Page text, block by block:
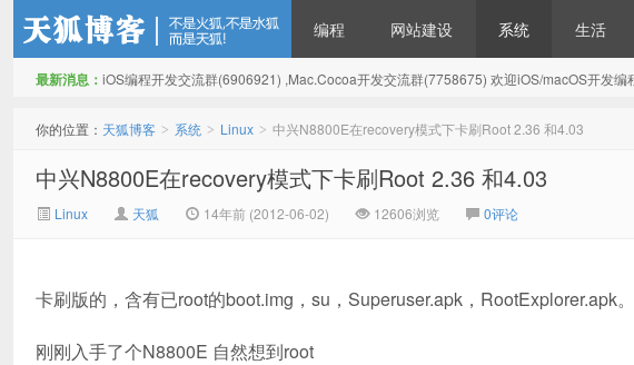
编程 网站建设 系统 生活
最新消息： iOS编程开发交流群(6906921) ,Mac.Cocoa开发交流群(7758675) 欢迎iOS/macOS开发编
你的位置： 天狐博客 > 系统 > Linux > 中兴N8800E在recovery模式下卡刷Root 2.36 和4.03
中兴N8800E在recovery模式下卡刷Root 2.36 和4.03
Linux 天狐 14年前 (2012-06-02) 12606浏览 0评论
卡刷版的，含有已root的boot.img，su，Superuser.apk，RootExplorer.apk。
刚刚入手了个N8800E 自然想到root